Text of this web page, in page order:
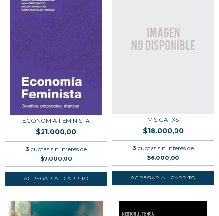
ECONOMÍA FEMINISTA
$21.000,00
3 cuotas sin interés de
$7.000,00
MIS GATXS
$18.000,00
3 cuotas sin interés de
$6.000,00